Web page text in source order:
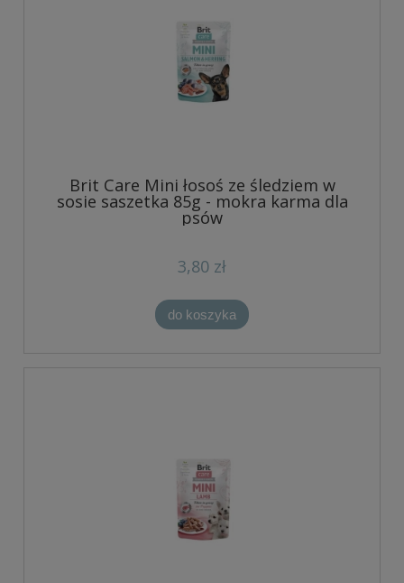
Brit Care Mini łosoś ze śledziem w
sosie saszetka 85g - mokra karma dla
psów
3,80 zł
do koszyka